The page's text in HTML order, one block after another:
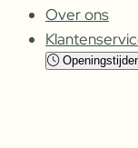
Over ons